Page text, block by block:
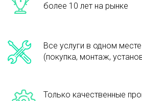
более 10 лет на рынке
Все услуги в одном месте
(покупка, монтаж,
Только качественные